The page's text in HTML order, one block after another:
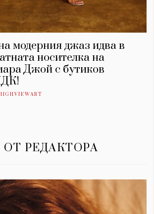
модерния джаз идва в
носителка на
Джой с бутиков
РЕДАКТОРА